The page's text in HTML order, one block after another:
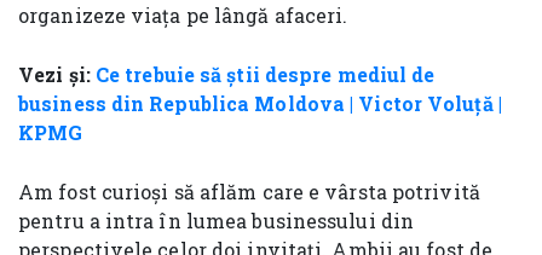
organizeze viața pe lângă afaceri.
Vezi și: Ce trebuie să știi despre mediul de
business din Republica Moldova | Victor Voluță |
KPMG
Am fost curioși să aflăm care e vârsta potrivită
pentru a intra în lumea businessului din
perspectivele celor doi invitați. Ambii au fost de